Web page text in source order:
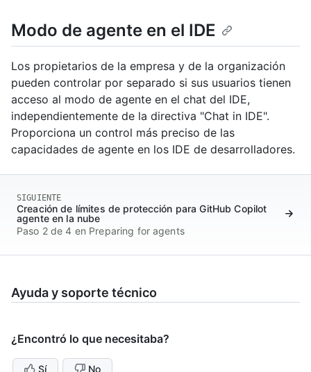
Modo de agente en el IDE
Los propietarios de la empresa y de la organización
pueden controlar por separado si sus usuarios tienen
acceso al modo de agente en el chat del IDE,
independientemente de la directiva "Chat in IDE".
Proporciona un control más preciso de las
capacidades de agente en los IDE de desarrolladores.
SIGUIENTE
Creación de límites de protección para GitHub Copilot
agente en la nube
Paso 2 de 4 en Preparing for agents
Ayuda y soporte técnico
¿Encontró lo que necesitaba?
Sí No